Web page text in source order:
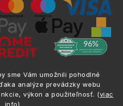
sme Vám umožnili pohodlné
analýze prevádzky webu
výkon a použiteľnosť. (viac
info)
vyhradené.